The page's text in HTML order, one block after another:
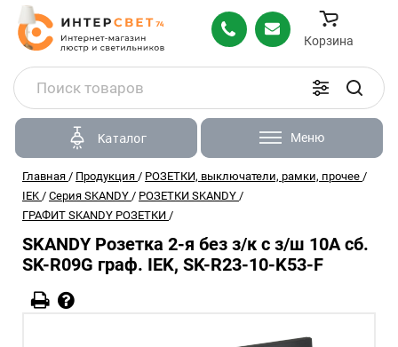
Корзина
Каталог Меню
Главная / Продукция / РОЗЕТКИ, выключатели, рамки, прочее /
IEK / Серия SKANDY / РОЗЕТКИ SKANDY /
ГРАФИТ SKANDY РОЗЕТКИ /
SKANDY Розетка 2-я без з/к с з/ш 10А сб.
SK-R09G граф. IEK, SK-R23-10-K53-F